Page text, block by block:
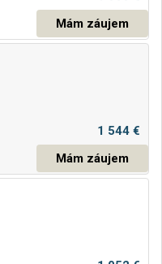
Mám záujem
1 544 €
Mám záujem